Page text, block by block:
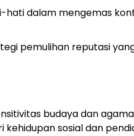
dalam mengemas
pemulihan reputasi
budaya dan
sosial dan